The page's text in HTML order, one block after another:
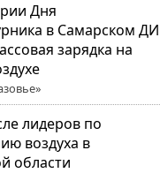
Дня
в Самарском ДИ
зарядка на
лидеров по
воздуха в
области